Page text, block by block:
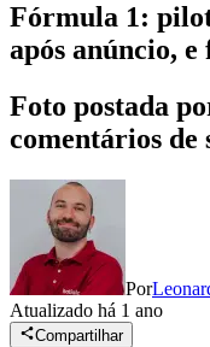
Fórmula 1:
após anúncio, e
Foto postada
comentários de
Por
Atualizado há 1 ano
Compartilhar